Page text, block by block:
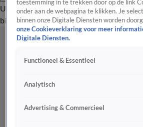
UitzendingenVandaag InsideDe
bijwonen
toestemming in te trekken door op de link
onder aan de webpagina te klikken. Je
binnen onze Digitale Diensten worden
onze Cookieverklaring voor meer
Digitale Diensten.
Functioneel & Essentieel
Analytisch
Advertising & Commercieel